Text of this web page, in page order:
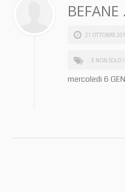
21 OTTOBRE
... E NON SOLO
mercoledi 6